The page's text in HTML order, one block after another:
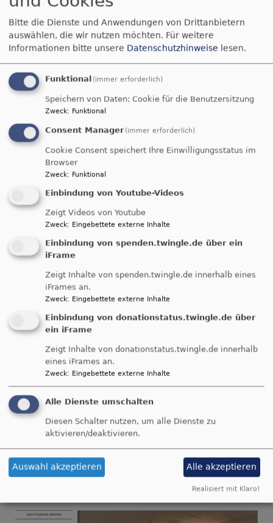
So, 16.8.
Gottesdienst, siehe Enkingen und Balgheim
Nördlingen-Grosselfingen Kirche Peter und Paul
Grosselfingen
So, 16.8.
Gottesdienst, siehe Enkingen und Balgheim
Möttingen St. Georg Möttingen
Breadcrumb
Startseite Dokumentation
PRESSE
RIESER NACHRICHTEN
Bitte die Dienste und Anwendungen von Drittanbietern
auswählen, die wir nutzen möchten. Für weitere
Informationen bitte unsere Datenschutzhinweise lesen.
Funktional (immer erforderlich)
Speichern von Daten: Cookie für die Benutzersitzung
Zweck: Funktional
Consent Manager (immer erforderlich)
Cookie Consent speichert Ihre Einwilligungsstatus im
Browser
Zweck: Funktional
Einbindung von Youtube-Videos
Zeigt Videos von Youtube
Zweck: Eingebettete externe Inhalte
Einbindung von spenden.twingle.de über ein
iFrame
Zeigt Inhalte von spenden.twingle.de innerhalb eines
iFrames an.
Zweck: Eingebettete externe Inhalte
Einbindung von donationstatus.twingle.de über
ein iFrame
Zeigt Inhalte von donationstatus.twingle.de innerhalb
eines iFrames an.
Zweck: Eingebettete externe Inhalte
Alle Dienste umschalten
Diesen Schalter nutzen, um alle Dienste zu
aktivieren/deaktivieren.
Auswahl akzeptieren Alle akzeptieren
Realisiert mit Klaro!